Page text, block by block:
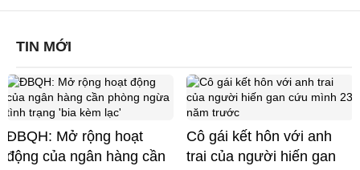
TIN MỚI
ĐBQH: Mở rộng hoạt
động của ngân hàng cần
Cô gái kết hôn với anh
trai của người hiến gan